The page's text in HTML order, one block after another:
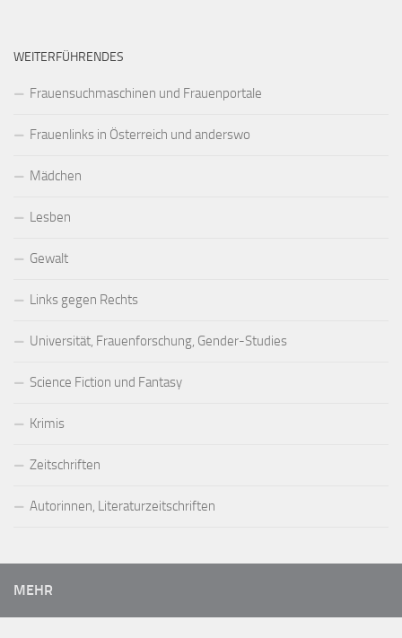
WEITERFÜHRENDES
Frauensuchmaschinen und Frauenportale
Frauenlinks in Österreich und anderswo
Mädchen
Lesben
Gewalt
Links gegen Rechts
Universität, Frauenforschung, Gender-Studies
Science Fiction und Fantasy
Krimis
Zeitschriften
Autorinnen, Literaturzeitschriften
MEHR